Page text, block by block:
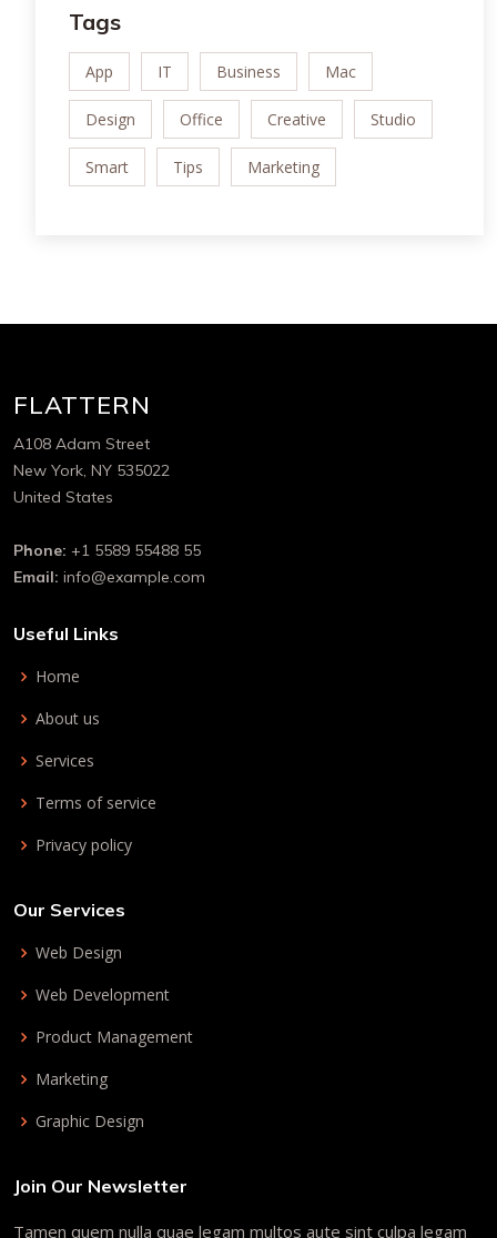
Tags
App IT Business Mac
Design Office Creative Studio
Smart Tips Marketing
FLATTERN
A108 Adam Street
New York, NY 535022
United States
Phone: +1 5589 55488 55
Email: info@example.com
Useful Links
Home
About us
Services
Terms of service
Privacy policy
Our Services
Web Design
Web Development
Product Management
Marketing
Graphic Design
Join Our Newsletter
Tamen quem nulla quae legam multos aute sint culpa legam